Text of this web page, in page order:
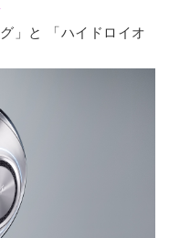
」と 「ハイドロイオ